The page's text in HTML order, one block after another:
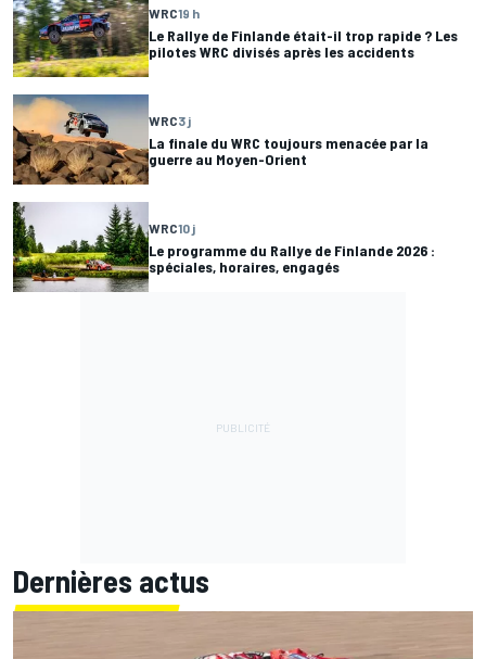
WRC19 h
Le Rallye de Finlande était-il trop rapide ? Les
pilotes WRC divisés après les accidents
WRC3 j
La finale du WRC toujours menacée par la
guerre au Moyen-Orient
WRC10 j
Le programme du Rallye de Finlande 2026 :
spéciales, horaires, engagés
Dernières actus